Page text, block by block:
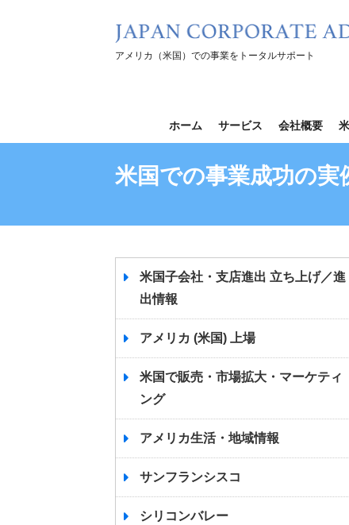
ス
アメリカ（米国）での事業をトータルサポート
ホーム サービス 会社概要
米国での事業成功の
米国子会社・支店進出 立ち上げ／進
出情報
アメリカ (米国) 上場
米国で販売・市場拡大・マーケティ
ング
アメリカ生活・地域情報
サンフランシスコ
シリコンバレー